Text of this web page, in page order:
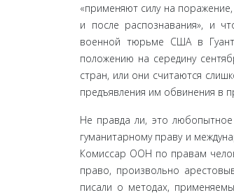
«применяют силу на
и после распознавания», и
военной тюрьме США в
положению на середину
стран, или они считаются
предъяв­ления им обвинения в
Не правда ли, это
гуманитарному праву и
Комиссар ООН по правам
право, произвольно
писали о методах,